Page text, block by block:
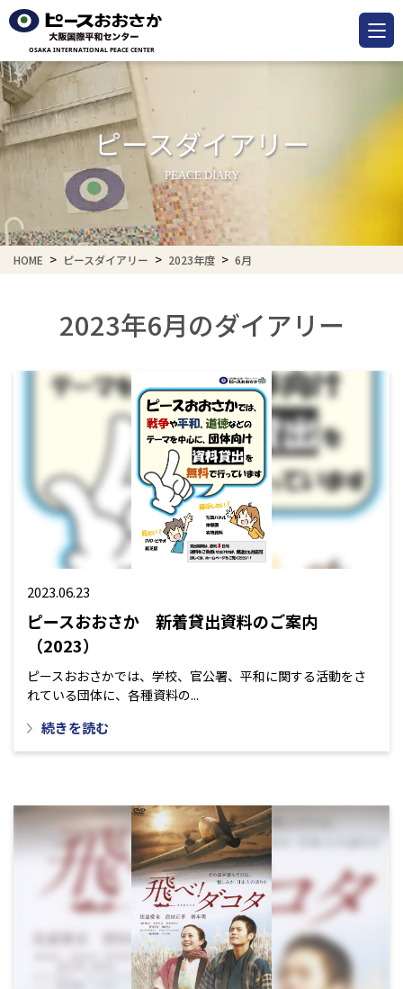
ピースダイアリー
PEACE DIARY
HOME ピースダイアリー 2023年度 6月
2023年6月のダイアリー
2023.06.23
ピースおおさか 新着貸出資料のご案内
（2023）
ピースおおさかでは、学校、官公署、平和に関する活動をさ
れている団体に、各種資料の...
続きを読む